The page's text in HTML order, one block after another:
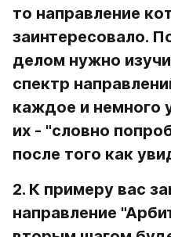
то направление
заинтересовало.
делом нужно
спектр
каждое и немного
их - "словно
после того как
2. К примеру вас
направление